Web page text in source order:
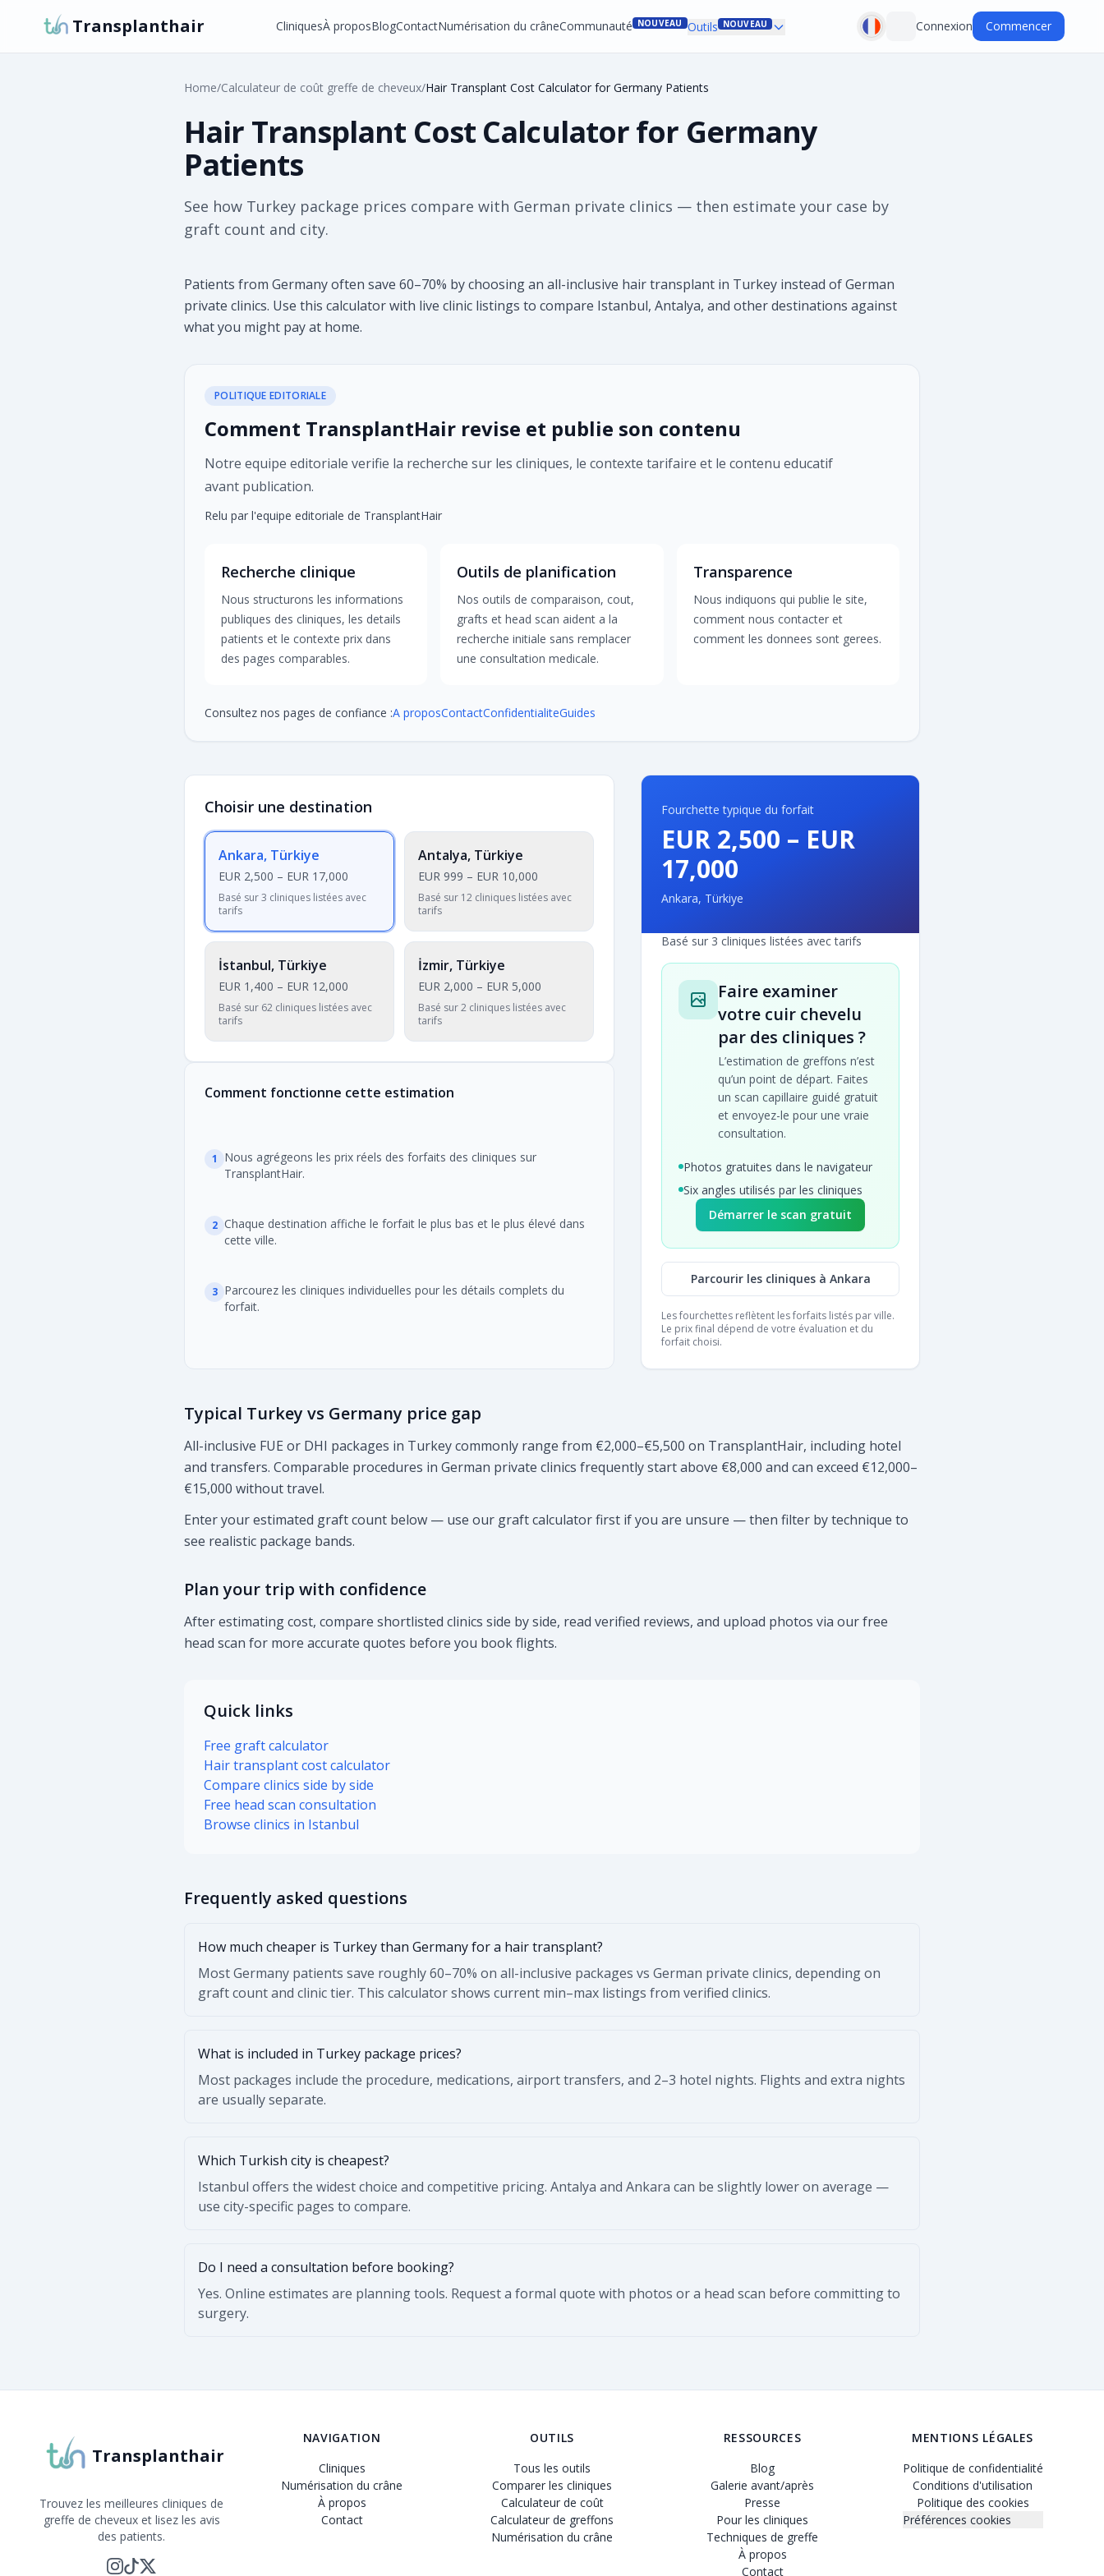
Transplanthair CliniquesÀ proposBlogContactNumérisation du crâneCommunauté NOUVEAU Outils NOUVEAU Connexion Commencer
Home/Calculateur de coût greffe de cheveux/Hair Transplant Cost Calculator for Germany Patients
Hair Transplant Cost Calculator for Germany
Patients
See how Turkey package prices compare with German private clinics — then estimate your case by
graft count and city.
Patients from Germany often save 60–70% by choosing an all-inclusive hair transplant in Turkey instead of German
private clinics. Use this calculator with live clinic listings to compare Istanbul, Antalya, and other destinations against
what you might pay at home.
POLITIQUE EDITORIALE
Comment TransplantHair revise et publie son contenu
Notre equipe editoriale verifie la recherche sur les cliniques, le contexte tarifaire et le contenu educatif
avant publication.
Relu par l'equipe editoriale de TransplantHair
Recherche clinique
Nous structurons les informations
publiques des cliniques, les details
patients et le contexte prix dans
des pages comparables.
Outils de planification
Nos outils de comparaison, cout,
grafts et head scan aident a la
recherche initiale sans remplacer
une consultation medicale.
Transparence
Nous indiquons qui publie le site,
comment nous contacter et
comment les donnees sont gerees.
Consultez nos pages de confiance :A proposContactConfidentialiteGuides
Choisir une destination
Ankara, Türkiye
EUR 2,500 – EUR 17,000
Basé sur 3 cliniques listées avec
tarifs
Antalya, Türkiye
EUR 999 – EUR 10,000
Basé sur 12 cliniques listées avec
tarifs
İstanbul, Türkiye
EUR 1,400 – EUR 12,000
Basé sur 62 cliniques listées avec
tarifs
İzmir, Türkiye
EUR 2,000 – EUR 5,000
Basé sur 2 cliniques listées avec
tarifs
Comment fonctionne cette estimation
1
Nous agrégeons les prix réels des forfaits des cliniques sur
TransplantHair.
2 Chaque destination affiche le forfait le plus bas et le plus élevé dans
cette ville.
3 Parcourez les cliniques individuelles pour les détails complets du
forfait.
Fourchette typique du forfait
EUR 2,500 – EUR
17,000
Ankara, Türkiye
Basé sur 3 cliniques listées avec tarifs
Faire examiner
votre cuir chevelu
par des cliniques ?
L’estimation de greffons n’est
qu’un point de départ. Faites
un scan capillaire guidé gratuit
et envoyez-le pour une vraie
consultation.
Photos gratuites dans le navigateur
Six angles utilisés par les cliniques
Démarrer le scan gratuit
Parcourir les cliniques à Ankara
Les fourchettes reflètent les forfaits listés par ville.
Le prix final dépend de votre évaluation et du
forfait choisi.
Typical Turkey vs Germany price gap
All-inclusive FUE or DHI packages in Turkey commonly range from €2,000–€5,500 on TransplantHair, including hotel
and transfers. Comparable procedures in German private clinics frequently start above €8,000 and can exceed €12,000–
€15,000 without travel.
Enter your estimated graft count below — use our graft calculator first if you are unsure — then filter by technique to
see realistic package bands.
Plan your trip with confidence
After estimating cost, compare shortlisted clinics side by side, read verified reviews, and upload photos via our free
head scan for more accurate quotes before you book flights.
Quick links
Free graft calculator
Hair transplant cost calculator
Compare clinics side by side
Free head scan consultation
Browse clinics in Istanbul
Frequently asked questions
How much cheaper is Turkey than Germany for a hair transplant?
Most Germany patients save roughly 60–70% on all-inclusive packages vs German private clinics, depending on
graft count and clinic tier. This calculator shows current min–max listings from verified clinics.
What is included in Turkey package prices?
Most packages include the procedure, medications, airport transfers, and 2–3 hotel nights. Flights and extra nights
are usually separate.
Which Turkish city is cheapest?
Istanbul offers the widest choice and competitive pricing. Antalya and Ankara can be slightly lower on average —
use city-specific pages to compare.
Do I need a consultation before booking?
Yes. Online estimates are planning tools. Request a formal quote with photos or a head scan before committing to
surgery.
Transplanthair
Trouvez les meilleures cliniques de
greffe de cheveux et lisez les avis
des patients.
NAVIGATION
Cliniques
Numérisation du crâne
À propos
Contact
OUTILS
Tous les outils
Comparer les cliniques
Calculateur de coût
Calculateur de greffons
Numérisation du crâne
RESSOURCES
Blog
Galerie avant/après
Presse
Pour les cliniques
Techniques de greffe
À propos
Contact
MENTIONS LÉGALES
Politique de confidentialité
Conditions d'utilisation
Politique des cookies
Préférences cookies